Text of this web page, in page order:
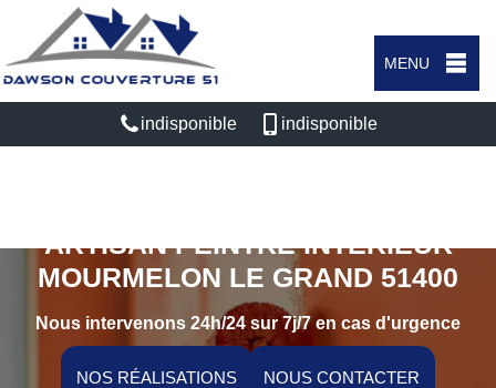
MENU
indisponible indisponible
ARTISAN PEINTRE INTÉRIEUR
MOURMELON LE GRAND 51400
Nous intervenons 24h/24 sur 7j/7 en cas d'urgence
NOS RÉALISATIONS NOUS CONTACTER